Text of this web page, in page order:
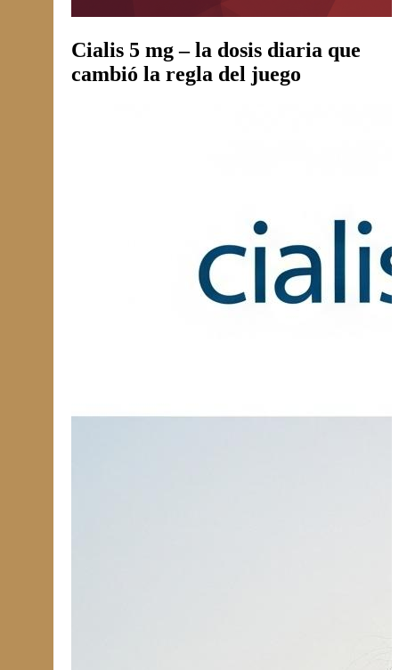
Cialis 5 mg – la dosis diaria que
cambió la regla del juego